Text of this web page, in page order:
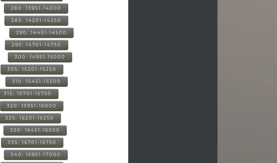
280: 13951-14000
285: 14201-14250
290: 14451-14500
295: 14701-14750
300: 14951-15000
305: 15201-15250
310: 15451-15500
315: 15701-15750
320: 15951-16000
325: 16201-16250
330: 16451-16500
335: 16701-16750
340: 16951-17000